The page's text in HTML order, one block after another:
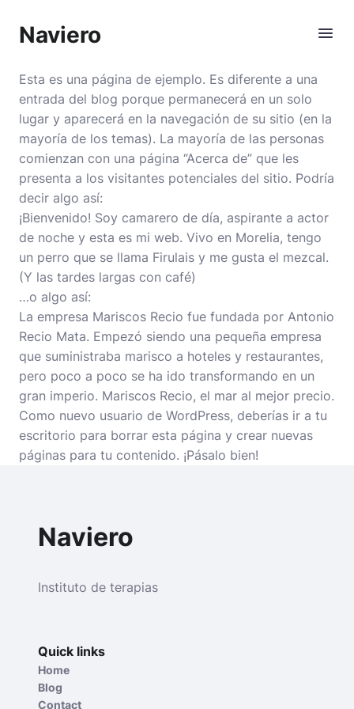
Naviero
Esta es una página de ejemplo. Es diferente a una
entrada del blog porque permanecerá en un solo
lugar y aparecerá en la navegación de su sitio (en la
mayoría de los temas). La mayoría de las personas
comienzan con una página “Acerca de” que les
presenta a los visitantes potenciales del sitio. Podría
decir algo así:
¡Bienvenido! Soy camarero de día, aspirante a actor
de noche y esta es mi web. Vivo en Morelia, tengo
un perro que se llama Firulais y me gusta el mezcal.
(Y las tardes largas con café)
…o algo así:
La empresa Mariscos Recio fue fundada por Antonio
Recio Mata. Empezó siendo una pequeña empresa
que suministraba marisco a hoteles y restaurantes,
pero poco a poco se ha ido transformando en un
gran imperio. Mariscos Recio, el mar al mejor precio.
Como nuevo usuario de WordPress, deberías ir a tu
escritorio para borrar esta página y crear nuevas
páginas para tu contenido. ¡Pásalo bien!
Naviero
Instituto de terapias
Quick links
Home
Blog
Contact